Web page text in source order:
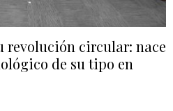
revolución circular: nace
de su tipo en